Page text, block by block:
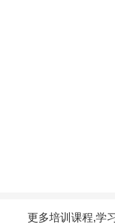
更多培训课程,学